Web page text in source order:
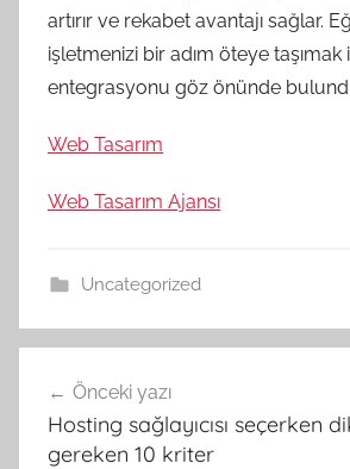
artırır ve rekabet avantajı sağlar.
işletmenizi bir adım öteye taşımak
entegrasyonu göz önünde
Web Tasarım
Web Tasarım Ajansı
Uncategorized
gezinmesi
Önceki yazı
Hosting sağlayıcısı seçerken
gereken 10 kriter